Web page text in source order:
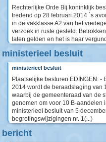
Rechterlijke Orde Bij koninklijk
tredend op 28 februari 2014 `s
in de vakklasse A2 van het
verzoek in ruste gesteld.
laten gelden en het is haar
ministerieel besluit
ministerieel besluit
Plaatselijke besturen EDINGEN.
2014 wordt de beraadslaging van
waarbij de gemeenteraad van de
genomen om voor 10 B-aandelen
ministerieel besluit van 5
begrotingswijzigingen nr. 1(...)
bericht